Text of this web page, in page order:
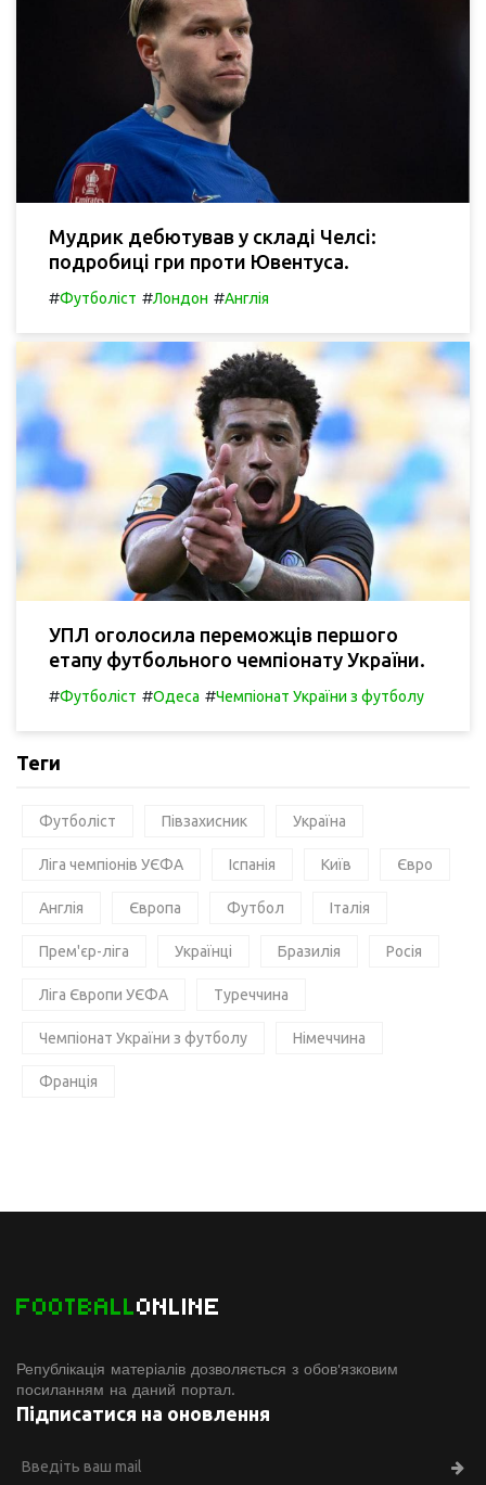
Мудрик дебютував у складі Челсі:
подробиці гри проти Ювентуса.
#Футболіст #Лондон #Англія
УПЛ оголосила переможців першого
етапу футбольного чемпіонату України.
#Футболіст #Одеса #Чемпіонат України з футболу
Теги
Футболіст Півзахисник Україна
Ліга чемпіонів УЄФА Іспанія Київ Євро
Англія Європа Футбол Італія
Прем'єр-ліга Українці Бразилія Росія
Ліга Європи УЄФА Туреччина
Чемпіонат України з футболу Німеччина
Франція
FOOTBALLONLINE
Републікація матеріалів дозволяється з обов'язковим
посиланням на даний портал.
Підписатися на оновлення